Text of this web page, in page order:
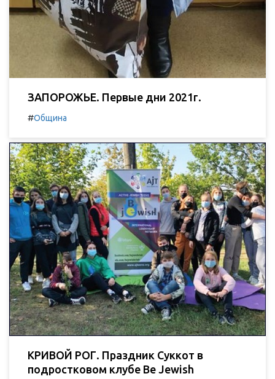
ЗАПОРОЖЬЕ. Первые дни 2021г.
#Община
КРИВОЙ РОГ. Праздник Суккот в
подростковом клубе Be Jewish